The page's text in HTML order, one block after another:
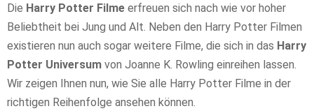
Die Harry Potter Filme erfreuen sich nach wie vor hoher
Beliebtheit bei Jung und Alt. Neben den Harry Potter Filmen
existieren nun auch sogar weitere Filme, die sich in das Harry
Potter Universum von Joanne K. Rowling einreihen lassen.
Wir zeigen Ihnen nun, wie Sie alle Harry Potter Filme in der
richtigen Reihenfolge ansehen können.